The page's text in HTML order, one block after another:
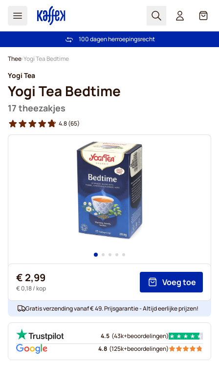
Zoek Cart
Gratis vanaf € 49
100 dagen herroepingsrecht
Thee Yogi Tea Bedtime
Yogi Tea
Yogi Tea Bedtime
17 theezakjes
4.8(65)
€ 2,99
€ 0,18/ kop
Voeg toe
Gratis verzending vanaf € 49. Prijsgarantie - Altijd eerlijke prijzen!
4.5 (43k+beoordelingen)
4.8 (125k+beoordelingen)